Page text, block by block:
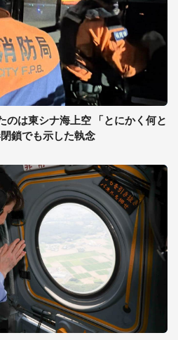
のは東シナ海上空 「とにかく何と
鎖でも示した執念